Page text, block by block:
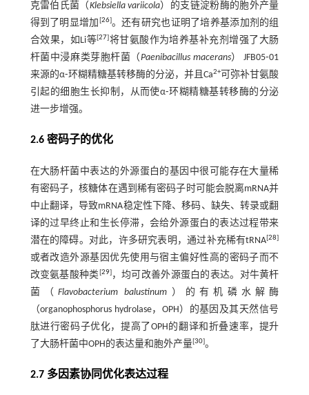
克雷伯氏菌（Klebsiella variicola）的支链淀粉酶的胞外产量
得到了明显增加 [26]。还有研究也证明了培养基添加剂的组
合效果，如Li等[27]将甘氨酸作为培养基补充剂增强了大肠
杆菌中浸麻类芽胞杆菌（Paenibacillus macerans） JFB05⁃01
来源的α⁃环糊精糖基转移酶的分泌，并且Ca2+可弥补甘氨酸
引起的细胞生长抑制，从而使α⁃环糊精糖基转移酶的分泌
进一步增强。
2.6 密码子的优化
在大肠杆菌中表达的外源蛋白的基因中很可能存在大量稀
有密码子，核糖体在遇到稀有密码子时可能会脱离mRNA并
中止翻译，导致mRNA稳定性下降、移码、缺失、转录或翻
译的过早终止和生长停滞，会给外源蛋白的表达过程带来
潜在的障碍。对此，许多研究表明，通过补充稀有tRNA[28]
或者改造外源基因优先使用与宿主偏好性高的密码子而不
改变氨基酸种类 [29]，均可改善外源蛋白的表达。对牛黄杆
菌（Flavobacterium balustinum ）的有机磷水解酶
（organophosphorus hydrolase，OPH）的基因及其天然信号
肽进行密码子优化，提高了OPH的翻译和折叠速率，提升
了大肠杆菌中OPH的表达量和胞外产量[30]。
2.7 多因素协同优化表达过程